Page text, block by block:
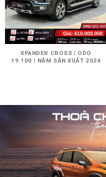
XPANDER CROSS | ODO
19.100 | NĂM SẢN XUẤT 2024